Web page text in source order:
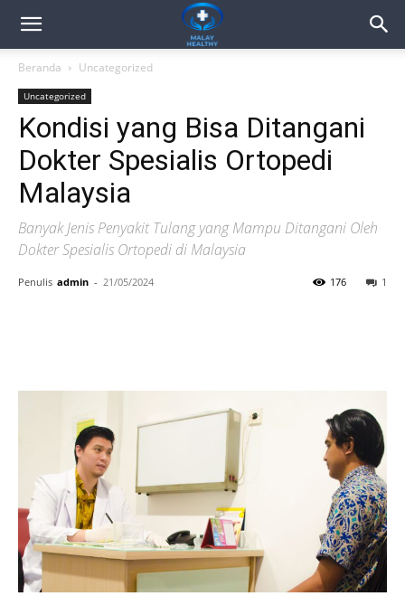
Beranda Uncategorized
Uncategorized
Kondisi yang Bisa Ditangani
Dokter Spesialis Ortopedi
Malaysia
Banyak Jenis Penyakit Tulang yang Mampu Ditangani Oleh
Dokter Spesialis Ortopedi di Malaysia
Penulis admin - 21/05/2024 1
176